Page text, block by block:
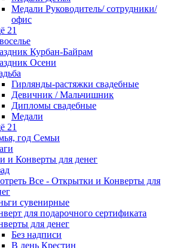
Медали Руководитель/ сотрудники/
офис
21
Курбан-Байрам
Осени
Гирлянды-растяжки свадебные
Девичник / Мальчишник
Дипломы свадебные
Медали
21
год Семьи
и Конверты для денег
Все - Открытки и Конверты для
сувенирные
для подарочного сертификата
для денег
Без надписи
В день Крестин